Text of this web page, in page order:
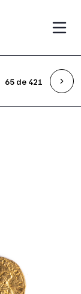
65 de 421